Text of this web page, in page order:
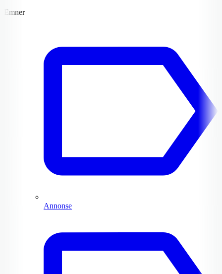
Emner
Annonse